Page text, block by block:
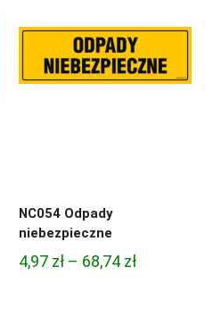
NC054 Odpady
niebezpieczne
4,97 zł – 68,74 złZakres